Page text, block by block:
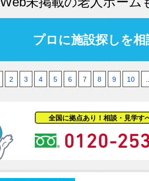
プロに施設探しを
2 3 4 5 6 7 8 9 10
全国に拠点あり！相談・見学す